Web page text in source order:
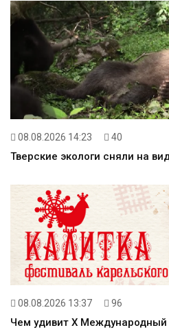
08.08.2026 14:23 40
Тверские экологи сняли на
08.08.2026 13:37 96
Чем удивит X Международный